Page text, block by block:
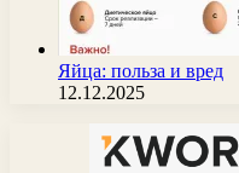
Яйца: польза и вред
12.12.2025